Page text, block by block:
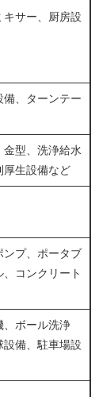
サー、厨房設
、ターンテー
金型、洗浄給水
厚生設備など
ンプ、ポータブ
コンクリート
、ボール洗浄
備、駐車場設